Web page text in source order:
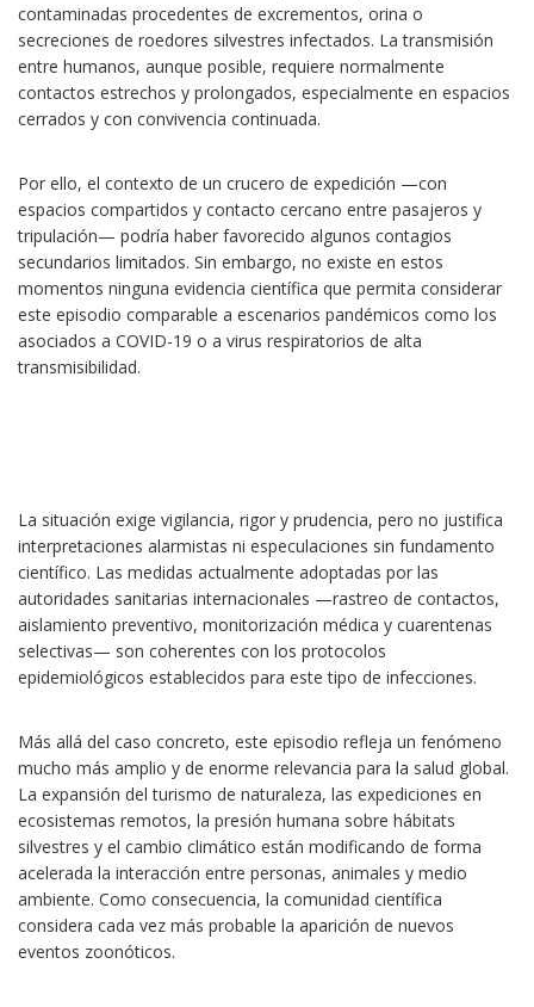
contaminadas procedentes de excrementos, orina o
secreciones de roedores silvestres infectados. La transmisión
entre humanos, aunque posible, requiere normalmente
contactos estrechos y prolongados, especialmente en espacios
cerrados y con convivencia continuada.
Por ello, el contexto de un crucero de expedición —con
espacios compartidos y contacto cercano entre pasajeros y
tripulación— podría haber favorecido algunos contagios
secundarios limitados. Sin embargo, no existe en estos
momentos ninguna evidencia científica que permita considerar
este episodio comparable a escenarios pandémicos como los
asociados a COVID-19 o a virus respiratorios de alta
transmisibilidad.
La situación exige vigilancia, rigor y prudencia, pero no justifica
interpretaciones alarmistas ni especulaciones sin fundamento
científico. Las medidas actualmente adoptadas por las
autoridades sanitarias internacionales —rastreo de contactos,
aislamiento preventivo, monitorización médica y cuarentenas
selectivas— son coherentes con los protocolos
epidemiológicos establecidos para este tipo de infecciones.
Más allá del caso concreto, este episodio refleja un fenómeno
mucho más amplio y de enorme relevancia para la salud global.
La expansión del turismo de naturaleza, las expediciones en
ecosistemas remotos, la presión humana sobre hábitats
silvestres y el cambio climático están modificando de forma
acelerada la interacción entre personas, animales y medio
ambiente. Como consecuencia, la comunidad científica
considera cada vez más probable la aparición de nuevos
eventos zoonóticos.